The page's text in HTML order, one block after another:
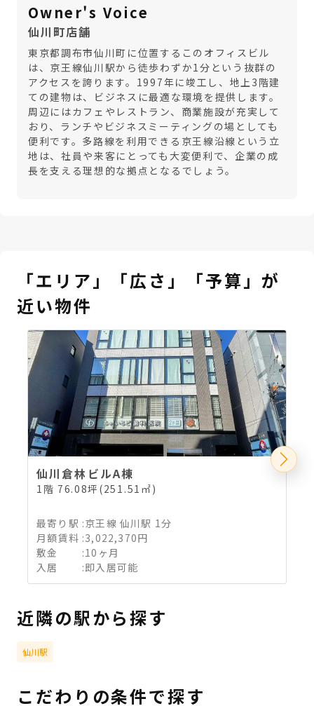
Owner's Voice
仙川町店舗
東京都調布市仙川町に位置するこのオフィスビル
は、京王線仙川駅から徒歩わずか1分という抜群の
アクセスを誇ります。1997年に竣工し、地上3階建
ての建物は、ビジネスに最適な環境を提供します。
周辺にはカフェやレストラン、商業施設が充実して
おり、ランチやビジネスミーティングの場としても
便利です。多路線を利用できる京王線沿線という立
地は、社員や来客にとっても大変便利で、企業の成
長を支える理想的な拠点となるでしょう。
「エリア」「広さ」「予算」が
近い物件
仙川倉林ビルA棟
1階 76.08坪(251.51㎡)
最寄り駅 :京王線 仙川駅 1分
月額賃料 :3,022,370円
敷金
:10ヶ月
入居
:即入居可能
近隣の駅から探す
仙川駅
こだわりの条件で探す